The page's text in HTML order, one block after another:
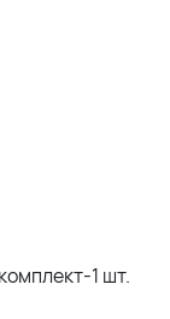
1 шт.